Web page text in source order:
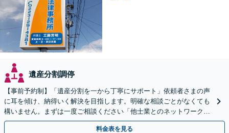
遺産分割調停
【事前予約制】「遺産分割を一から丁寧にサポート」依頼者さまの声
に耳を傾け、納得いく解決を目指します。明確な相談ごとがなくても
構いません。まずは一度ご相談ください「他士業とのネットワークで
多角的にフォロー」【完全個室対応】
料金表を見る